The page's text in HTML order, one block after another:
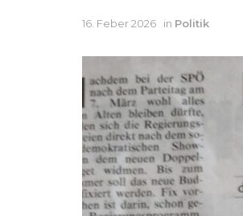
16. Feber 2026 in Politik